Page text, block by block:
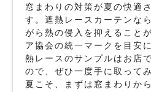
窓まわりの対策が夏の快適
す。遮熱レースカーテンな
がら熱の侵入を抑えること
ア協会の統一マークを目安
熱レースのサンプルはお店
ので、ぜひ一度手に取って
夏こそ、まずは窓まわりか